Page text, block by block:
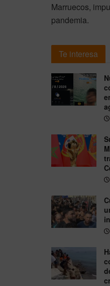
Marruecos,
pandemia.
Te interesa